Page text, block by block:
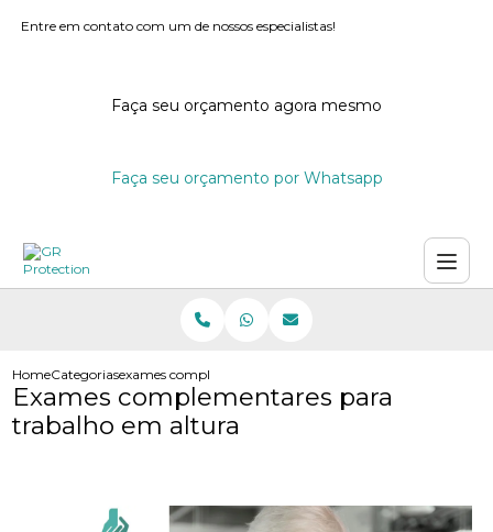
Entre em contato com um de nossos especialistas!
Faça seu orçamento agora mesmo
Faça seu orçamento por Whatsapp
HomeCategoriasexames complementares trabalho altura
Exames complementares para
trabalho em altura